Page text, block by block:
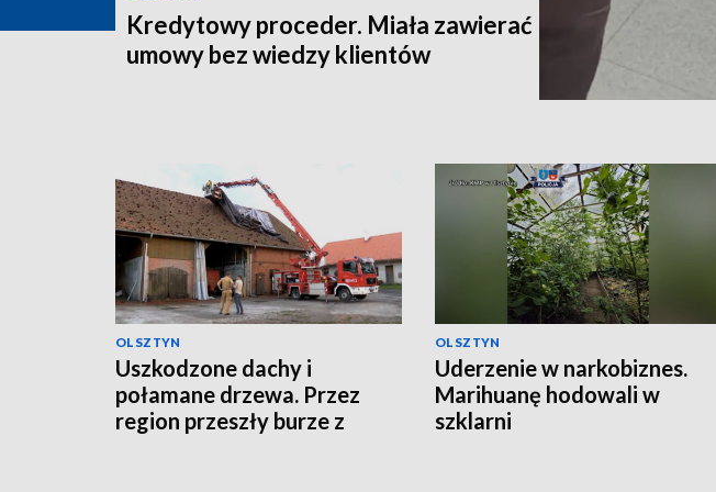
Kredytowy proceder. Miała zawierać
umowy bez wiedzy klientów
OLSZTYN
Uszkodzone dachy i
połamane drzewa. Przez
region przeszły burze z
OLSZTYN
Uderzenie w narkobiznes.
Marihuanę hodowali w
szklarni